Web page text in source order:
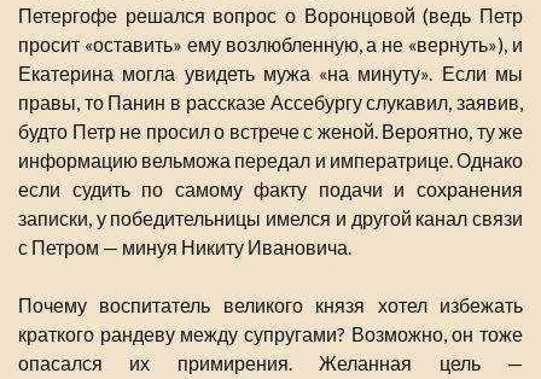
Петергофе решался вопрос о Воронцовой (ведь Петр
просит «оставить» ему возлюбленную, а не «вернуть»), и
Екатерина могла увидеть мужа «на минуту». Если мы
правы, то Панин в рассказе Ассебургу слукавил, заявив,
будто Петр не просил о встрече с женой. Вероятно, ту же
информацию вельможа передал и императрице. Однако
если судить по самому факту подачи и сохранения
записки, у победительницы имелся и другой канал связи
с Петром — минуя Никиту Ивановича.
Почему воспитатель великого князя хотел избежать
краткого рандеву между супругами? Возможно, он тоже
опасался их примирения. Желанная цель —